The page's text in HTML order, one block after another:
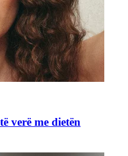
verë me dietën